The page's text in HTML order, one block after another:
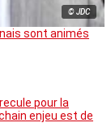
© JDC
sont animés
pour la
enjeu est de